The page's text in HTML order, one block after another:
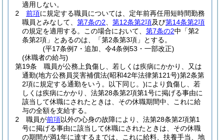
適用しない。
2
前項に規定する職員については、定年前再任用短時間勤務
職員とみなして、 第7条の2 第12条第2項及び第14条第2項
の規定を適用する。
この場合において、 第7条の2中「第2
条第2項」とあるのは、「第2条第3項」とする。
(平17条例7・追加、令4条例53・一部改正)
(休職者の給与)
第19条
職員が公務上負傷し、若しくは疾病にかかり、又は
通勤(地方公務員災害補償法(昭和42年法律第121号)第2条第
2項に規定する通勤をいう。以下同じ。)により負傷し、若
しくは疾病にかかり、法第28条第2項第1号に掲げる事由に
該当して休職にされたときは、その休職期間中、これに給
与の全額を支給する。
2
職員が前項以外の心身の故障により、法第28条第2項第1
号に掲げる事由に該当して休職にされたときは、その休職
の期間が満1年に達するまでは、これに給料、扶養手当、地